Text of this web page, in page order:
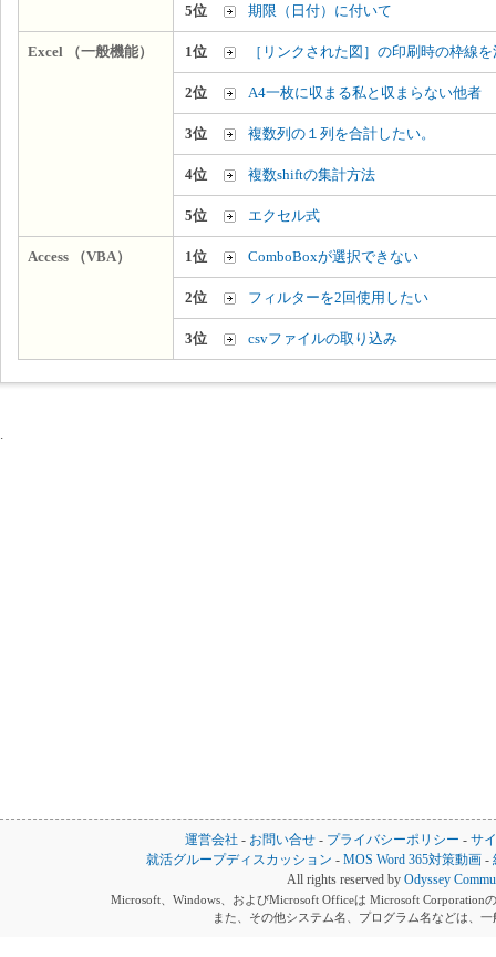
5位 期限（日付）に付いて
Excel （一般機能） 1位 ［リンクされた図］の印刷時の枠線
2位 A4一枚に収まる私と収まらない他者
3位 複数列の１列を合計したい。
4位 複数shiftの集計方法
5位 エクセル式
Access （VBA） 1位 ComboBoxが選択できない
2位 フィルターを2回使用したい
3位 csvファイルの取り込み
運営会社 - お問い合せ - プライバシーポリシー - サ
就活グループディスカッション -MOS Word 365対策動画 -
All rights reserved by Odyssey
Microsoft、Windows、およびMicrosoft Officeは Microsoft Corporation
また、その他システム名、プログラム名などは、